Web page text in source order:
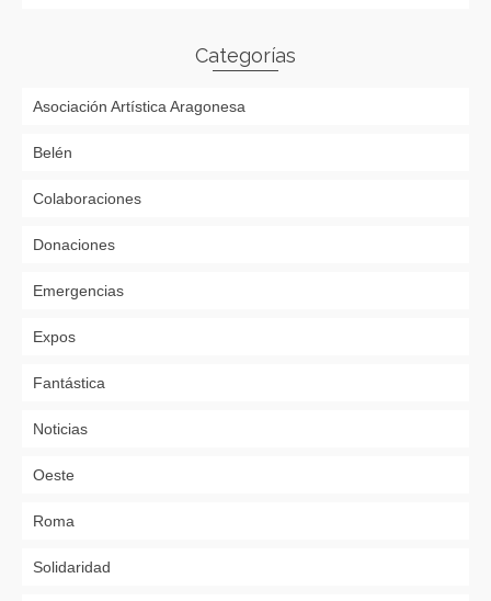
Categorías
Asociación Artística Aragonesa
Belén
Colaboraciones
Donaciones
Emergencias
Expos
Fantástica
Noticias
Oeste
Roma
Solidaridad